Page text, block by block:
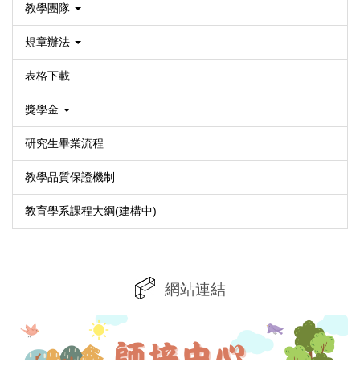
教學團隊
規章辦法
表格下載
獎學金
研究生畢業流程
教學品質保證機制
教育學系課程大綱(建構中)
網站連結